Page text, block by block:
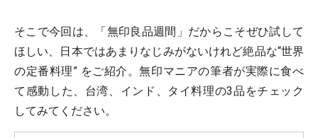
そこで今回は、「無印良品週間」だからこそぜひ試して
ほしい、日本ではあまりなじみがないけれど絶品な“世界
の定番料理” をご紹介。無印マニアの筆者が実際に食べ
て感動した、台湾、インド、タイ料理の3品をチェック
してみてください。